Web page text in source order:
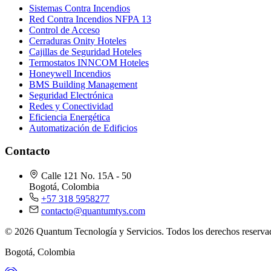
Sistemas Contra Incendios
Red Contra Incendios NFPA 13
Control de Acceso
Cerraduras Onity Hoteles
Cajillas de Seguridad Hoteles
Termostatos INNCOM Hoteles
Honeywell Incendios
BMS Building Management
Seguridad Electrónica
Redes y Conectividad
Eficiencia Energética
Automatización de Edificios
Contacto
Calle 121 No. 15A - 50
Bogotá, Colombia
+57 318 5958277
contacto@quantumtys.com
© 2026 Quantum Tecnología y Servicios. Todos los derechos
Bogotá, Colombia